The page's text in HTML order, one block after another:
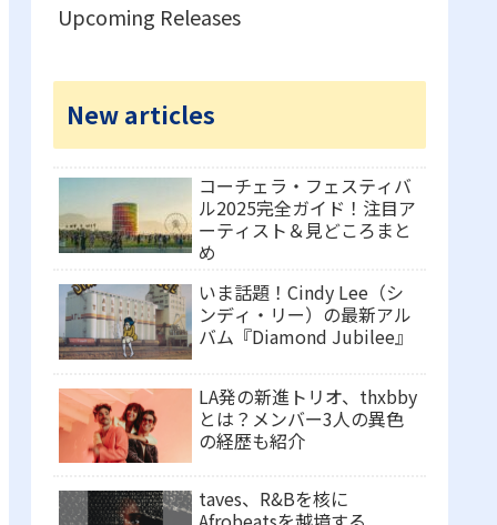
Upcoming Releases
New articles
コーチェラ・フェスティバ
ル2025完全ガイド！注目ア
ーティスト＆見どころまと
め
いま話題！Cindy Lee（シ
ンディ・リー）の最新アル
バム『Diamond Jubilee』
LA発の新進トリオ、thxbby
とは？メンバー3人の異色
の経歴も紹介
taves、R&Bを核に